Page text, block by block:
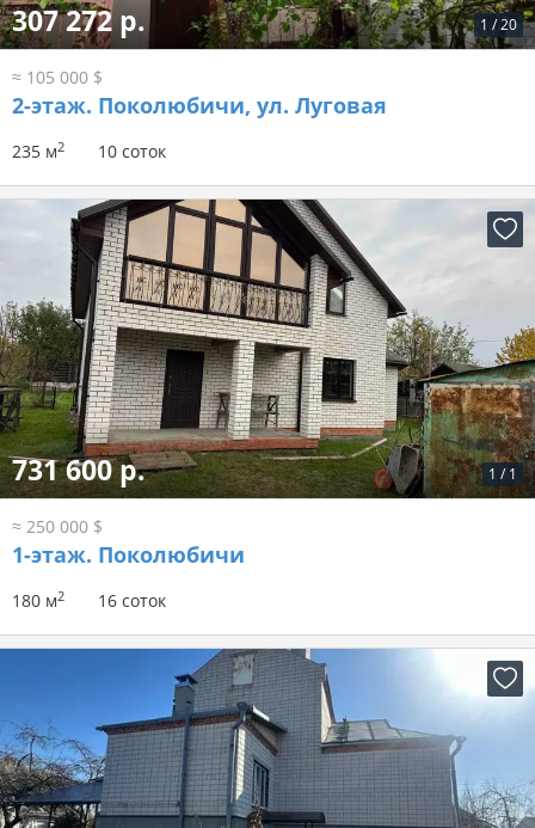
1 /20
307 272 р.
≈ 105 000 $
2-этаж. Поколюбичи, ул. Луговая
235 м2 10 соток
1 / 1
731 600 р.
≈ 250 000 $
1-этаж. Поколюбичи
180 м2 16 соток